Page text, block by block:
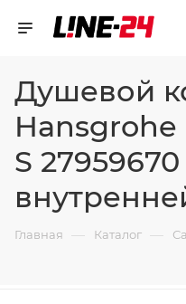
Душевой
S 27959670
Главная — Каталог —